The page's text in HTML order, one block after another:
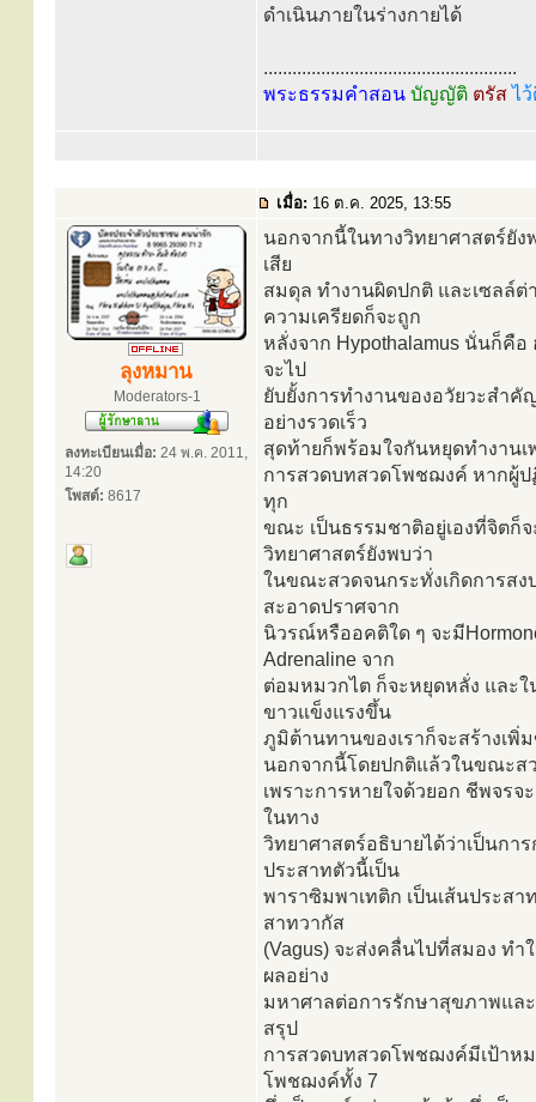
ดำเนินภายในร่างกายได้
.....................................................
พระธรรมคำสอน บัญญัติ ตรัสไ
เมื่อ: 16 ต.ค. 2025, 13:55
ลุงหมาน
Moderators-1
ลงทะเบียนเมื่อ: 24 พ.ค. 2011,
14:20
โพสต์: 8617
นอกจากนี้ในทางวิทยาศาสตร์ยัง
เสีย
สมดุล ทำงานผิดปกติ และเซลล์ต่
ความเครียดก็จะถูก
หลั่งจาก Hypothalamus นั่นก็คื
จะไป
ยับยั้งการทำงานของอวัยวะสำคั
อย่างรวดเร็ว
สุดท้ายก็พร้อมใจกันหยุดทำงานเ
การสวดบทสวดโพชฌงค์ หากผู้
ทุก
ขณะ เป็นธรรมชาติอยู่เองที่จิตก็
วิทยาศาสตร์ยังพบว่า
ในขณะสวดจนกระทั่งเกิดการส
สะอาดปราศจาก
นิวรณ์หรืออคติใด ๆ จะมี
Adrenaline จาก
ต่อมหมวกไต ก็จะหยุดหลั่ง และใ
ขาวแข็งแรงขึ้น
ภูมิต้านทานของเราก็จะสร้างเพิ่
นอกจากนี้โดยปกติแล้วในขณะส
เพราะการหายใจด้วยอก ชีพจรจ
ในทาง
วิทยาศาสตร์อธิบายได้ว่าเป็นกา
ประสาทตัวนี้เป็น
พาราซิมพาเทติก เป็นเส้นประส
สาทวากัส
(Vagus) จะส่งคลื่นไปที่สมอง ท
ผลอย่าง
มหาศาลต่อการรักษาสุขภาพแล
สรุป
การสวดบทสวดโพชฌงค์มีเป้าห
โพชฌงค์ทั้ง 7